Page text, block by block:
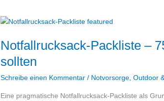
retten
Notfallrucksack-Packliste –
sollten
Schreibe einen Kommentar / Notvorsorge ,Outdoor
Eine pragmatische Notfallrucksack-Packliste als